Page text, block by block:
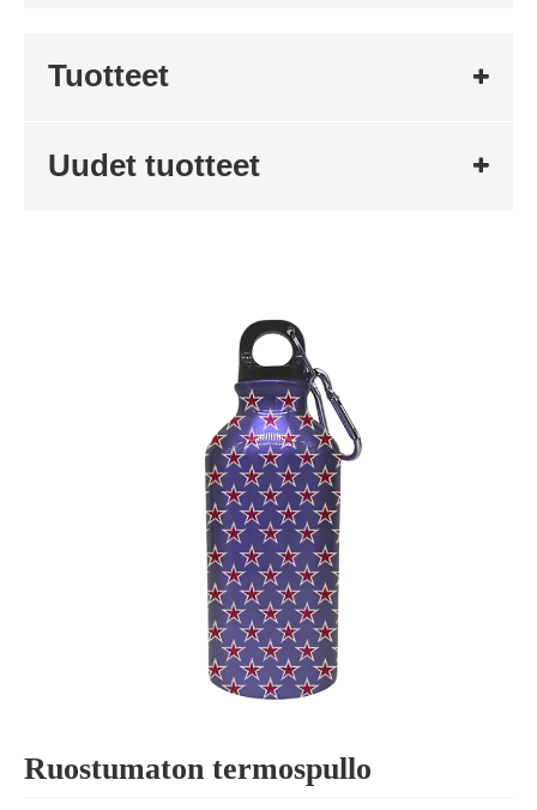
Tuotteet
Uudet tuotteet
Ruostumaton termospullo